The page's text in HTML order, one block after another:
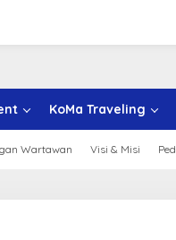
KoMa Traveling
Wartawan Visi & Misi